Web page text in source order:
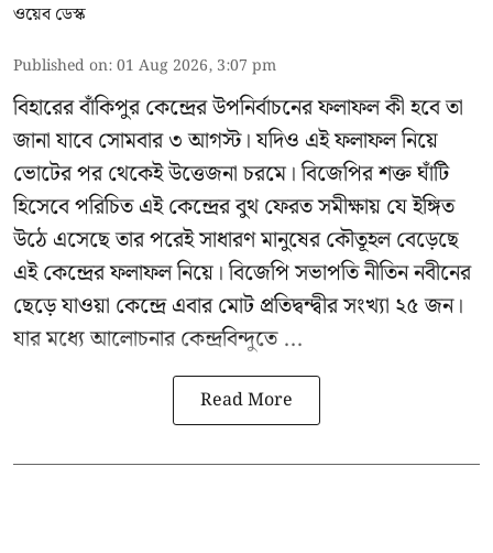
ওয়েব ডেস্ক
Published on:01 Aug 2026, 3:07 pm
বিহারের বাঁকিপুর কেন্দ্রের উপনির্বাচনের ফলাফল কী হবে তা
জানা যাবে সোমবার ৩ আগস্ট। যদিও এই ফলাফল নিয়ে
ভোটের পর থেকেই উত্তেজনা চরমে। বিজেপির শক্ত ঘাঁটি
হিসেবে পরিচিত এই কেন্দ্রের বুথ ফেরত সমীক্ষায় যে ইঙ্গিত
উঠে এসেছে তার পরেই সাধারণ মানুষের কৌতূহল বেড়েছে
এই কেন্দ্রের ফলাফল নিয়ে। বিজেপি সভাপতি নীতিন নবীনের
ছেড়ে যাওয়া কেন্দ্রে এবার মোট প্রতিদ্বন্দ্বীর সংখ্যা ২৫ জন।
যার মধ্যে আলোচনার কেন্দ্রবিন্দুতে ...
Read More